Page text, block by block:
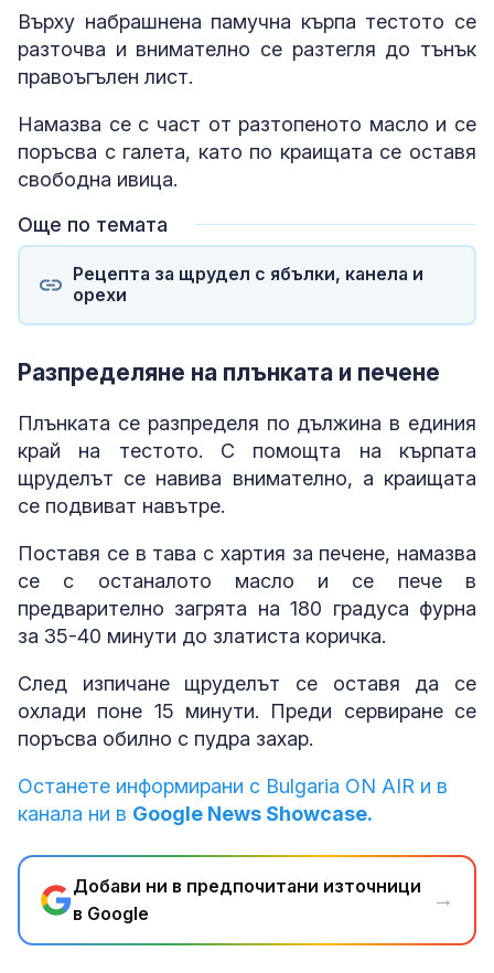
Върху набрашнена памучна кърпа тестото се
разточва и внимателно се разтегля до тънък
правоъгълен лист.
Намазва се с част от разтопеното масло и се
поръсва с галета, като по краищата се оставя
свободна ивица.
Още по темата
Рецепта за щрудел с ябълки, канела и
орехи
Разпределяне на плънката и печене
Плънката се разпределя по дължина в единия
край на тестото. С помощта на кърпата
щруделът се навива внимателно, а краищата
се подвиват навътре.
Поставя се в тава с хартия за печене, намазва
се с останалото масло и се пече в
предварително загрята на 180 градуса фурна
за 35-40 минути до златиста коричка.
След изпичане щруделът се оставя да се
охлади поне 15 минути. Преди сервиране се
поръсва обилно с пудра захар.
Останете информирани с Bulgaria ON AIR и в
канала ни в Google News Showcase.
Добави ни в предпочитани източници
в Google
→